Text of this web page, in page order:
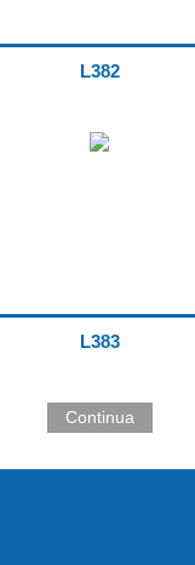
L382
L383
Continua